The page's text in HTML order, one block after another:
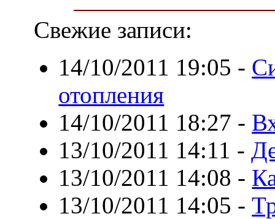
Свежие записи:
14/10/2011 19:05 -
отопления
14/10/2011 18:27 -
13/10/2011 14:11 -
13/10/2011 14:08 -
13/10/2011 14:05 -